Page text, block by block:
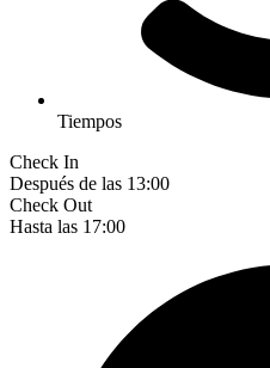
Tiempos
Check In
Después de las 13:00
Check Out
Hasta las 17:00